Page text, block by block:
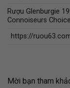
Rượu Glenburgie
Connoiseurs Choice
https://
Mời bạn tham